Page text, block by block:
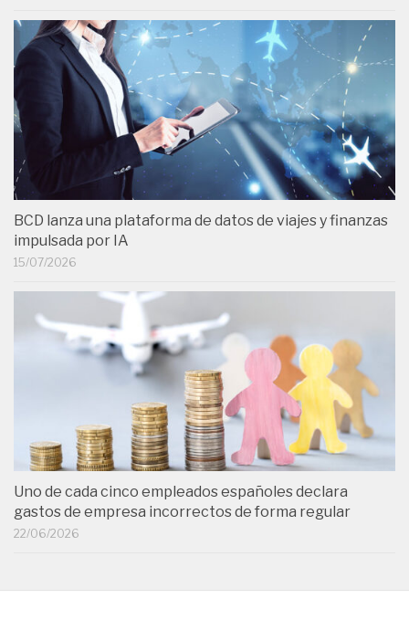
BCD lanza una plataforma de datos de viajes y finanzas
impulsada por IA
15/07/2026
Uno de cada cinco empleados españoles declara
gastos de empresa incorrectos de forma regular
22/06/2026